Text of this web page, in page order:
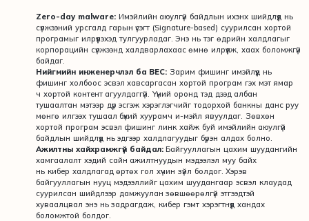
Zero-day malware:Имэйлийн аюулгүй байдлын ихэнх шийдлүүд нь
сүлжээний урсгалд гарын үсэгт (Signature-based) суурилсан хортой
програмыг илрүүлэхэд тулгуурладаг. Энэ нь тэг өдрийн халдлагыг
корпорацийн сүлжээнд халдварлахаас өмнө илрүүлж, хаах боломжгүй
байдаг.
Нийгмийн инженерчлэл ба BEC: Зарим фишинг имэйлүүд нь
фишинг холбоос эсвэл хавсаргасан хортой програм гэх мэт ямар
ч хортой контент агуулдаггүй. Үүний оронд тэд дээд албан
тушаалтан мэтээр дүр эсгэж хэрэглэгчийг тодорхой банкны данс руу
мөнгө илгээх тушаал бүхий хуурамч и-мэйл явуулдаг. Зөвхөн
хортой програм эсвэл фишинг линк хайж буй имэйлийн аюулгүй
байдлын шийдлүүд нь эдгээр халдлагуудыг бүрэн алдах болно.
Ажилтны хайхрамжгүй байдал:Байгууллагын цахим шуудангийн
хамгаалалт хэдий сайн ажилтнуудын мэдээлэл муу байх
нь кибер халдлагад өртөх гол хүчин зүйл болдог. Хэрэв
байгууллагын нууц мэдээллийг цахим шуудангаар эсвэл клаудад
суурилсан шийдлээр дамжуулан зөвшөөрөлгүй этгээдтэй
хуваалцвал энэ нь задрагдаж, кибер гэмт хэрэгтнүүд хандах
боломжтой болдог.